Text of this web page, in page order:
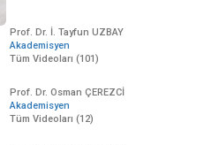
Prof. Dr. İ. Tayfun UZBAY
Akademisyen
Tüm Videoları (101)
Prof. Dr. Osman ÇEREZCİ
Akademisyen
Tüm Videoları (12)